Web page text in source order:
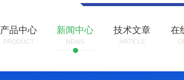
产品中心
PRODUCT
新闻中心
NEWS
技术文章
ARTICLE
在